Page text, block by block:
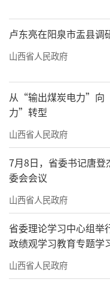
季夏时节，
医药博物馆内，
返，徜徉在博大
衬下，琳琅满目
本宛如一件件艺术
“中药标本馆
药资源普查人员的
山西省重点实验室
实验室积极参加第
力摸清山西中药
西省中药资源普查
3152个，调查一般
材料腊叶标本
质标本1153份。
卢东亮在阳泉市盂县调
山西省人民政府
从“输出煤炭电力”向
力”转型
山西省人民政府
7月8日，省委书记唐登
委会会议
山西省人民政府
省委理论学习中心组举
政绩观学习教育专题学
山西省人民政府